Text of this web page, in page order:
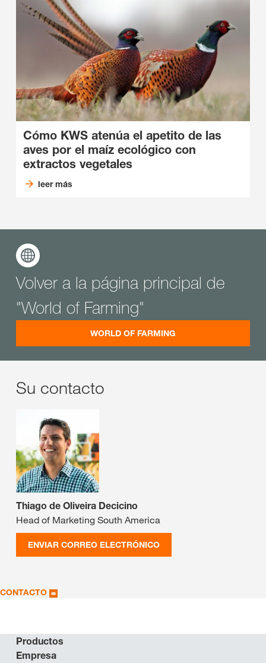
Cómo KWS atenúa el apetito de las
aves por el maíz ecológico con
extractos vegetales
leer más
Volver a la página principal de
"World of Farming"
WORLD OF FARMING
Su contacto
Thiago de Oliveira Decicino
Head of Marketing South America
ENVIAR CORREO ELECTRÓNICO
CONTACTO
Productos
Empresa